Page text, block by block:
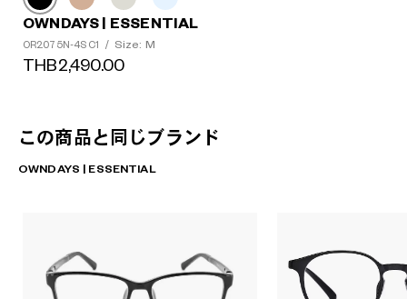
OWNDAYS | ESSENTIAL
OR2075N-4S C1 / Size: M
THB2,490.00
この商品と同じブランド
OWNDAYS | ESSENTIAL